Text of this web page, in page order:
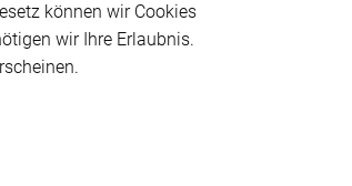
können wir Cookies
wir Ihre Erlaubnis.